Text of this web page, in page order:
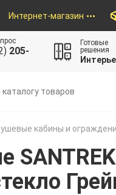
Интернет-магазин
205-
Готовые
решения
кабины и